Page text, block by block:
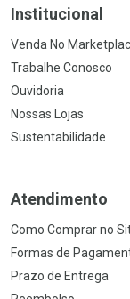
Institucional
Venda No
Trabalhe Conosco
Ouvidoria
Nossas Lojas
Sustentabilidade
Atendimento
Como Comprar no
Formas de
Prazo de Entrega